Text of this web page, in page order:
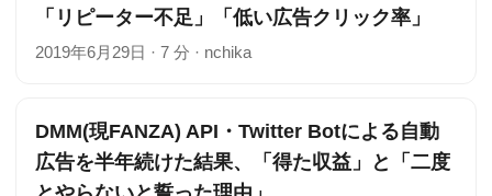
「リピーター不足」「低い広告クリック率」
2019年6月29日 · 7 分 · nchika
DMM(現FANZA) API・Twitter Botによる自動
広告を半年続けた結果、「得た収益」と「二度